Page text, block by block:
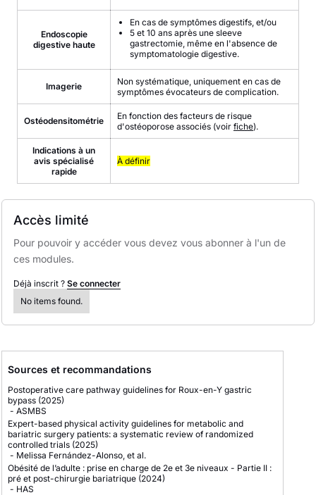
Endoscopie
digestive haute
En cas de symptômes digestifs, et/ou
5 et 10 ans après une sleeve
gastrectomie, même en l'absence de
symptomatologie digestive.
Imagerie
Non systématique, uniquement en cas de
symptômes évocateurs de complication.
Ostéodensitométrie
En fonction des facteurs de risque
d'ostéoporose associés (voir fiche).
Indications à un
avis spécialisé
rapide
À définir
Accès limité
Pour pouvoir y accéder vous devez vous abonner à l'un de
ces modules.
Déjà inscrit ? Se connecter
No items found.
Sources et recommandations
Postoperative care pathway guidelines for Roux-en-Y gastric
bypass (2025)
- ASMBS
Expert-based physical activity guidelines for metabolic and
bariatric surgery patients: a systematic review of randomized
controlled trials (2025)
- Melissa Fernández-Alonso, et al.
Obésité de l’adulte : prise en charge de 2e et 3e niveaux - Partie II :
pré et post-chirurgie bariatrique (2024)
- HAS